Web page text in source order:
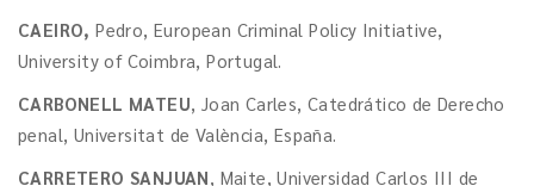
CAEIRO, Pedro, European Criminal Policy Initiative,
University of Coimbra, Portugal.
CARBONELL MATEU, Joan Carles, Catedrático de Derecho
penal, Universitat de València, España.
CARRETERO SANJUAN, Maite, Universidad Carlos III de